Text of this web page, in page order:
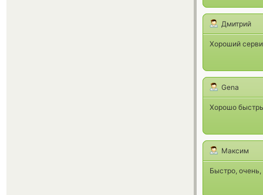
Дмитрий
Хороший
Gena
Хорошо
Максим
Быстро,